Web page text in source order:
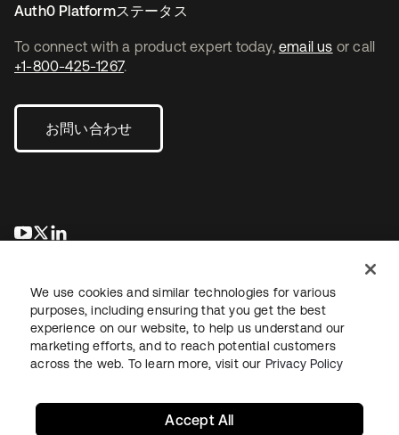
To connect with a product expert today, email us or call
+1-800-425-1267.
お問い合わせ
新しいタブで開く
新しいタブで開く
Auth0 Platformステータス
法務プライバシーポリシーサイト利用規約セキュリティ
We use cookies and similar technologies for various
purposes, including ensuring that you get the best
experience on our website, to help us understand our
marketing efforts, and to reach potential customers
across the web. To learn more, visit our Privacy Policy
Accept All